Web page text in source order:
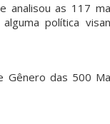
analisou as 117
política
Gênero das 500